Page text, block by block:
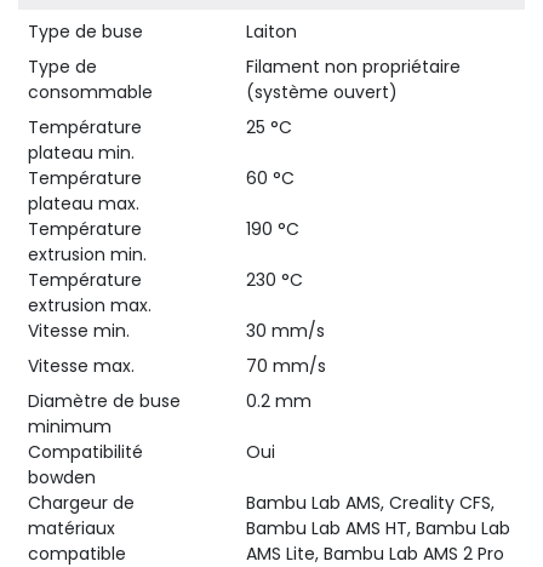
Type de buse
Laiton
Type de
consommable
Filament non propriétaire
(système ouvert)
Température
plateau min.
25 °C
Température
plateau max.
60 °C
Température
extrusion min.
190 °C
Température
extrusion max.
230 °C
Vitesse min.
30 mm/s
Vitesse max.
70 mm/s
Diamètre de buse
minimum
0.2 mm
Compatibilité
bowden
Oui
Chargeur de
matériaux
compatible
Bambu Lab AMS, Creality CFS,
Bambu Lab AMS HT, Bambu Lab
AMS Lite, Bambu Lab AMS 2 Pro